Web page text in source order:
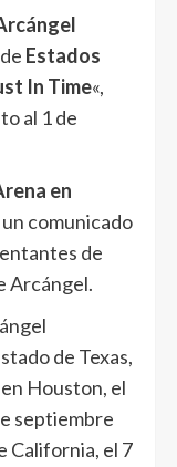
Estados
In Time«,
al 1 de
en
comunicado
de
Arcángel.
de Texas,
Houston, el
septiembre
California, el 7